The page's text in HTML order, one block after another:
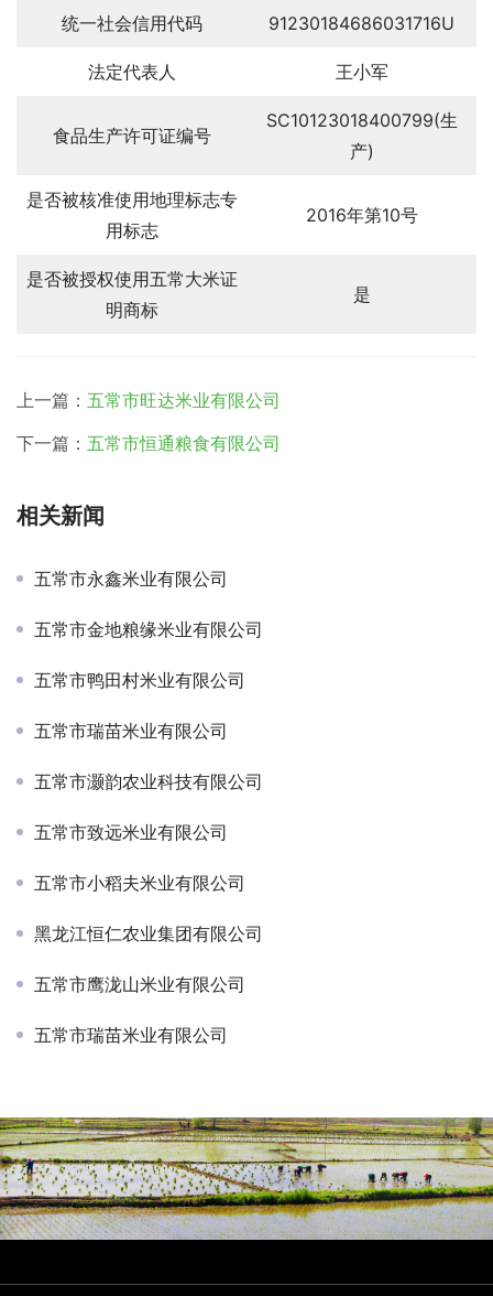
统一社会信用代码 91230184686031716U
法定代表人 王小军
食品生产许可证编号
SC10123018400799(生
产)
是否被核准使用地理标志专
用标志
2016年第10号
是否被授权使用五常大米证
明商标
是
上一篇： 五常市旺达米业有限公司
下一篇： 五常市恒通粮食有限公司
相关新闻
五常市永鑫米业有限公司
五常市金地粮缘米业有限公司
五常市鸭田村米业有限公司
五常市瑞苗米业有限公司
五常市灏韵农业科技有限公司
五常市致远米业有限公司
五常市小稻夫米业有限公司
黑龙江恒仁农业集团有限公司
五常市鹰泷山米业有限公司
五常市瑞苗米业有限公司